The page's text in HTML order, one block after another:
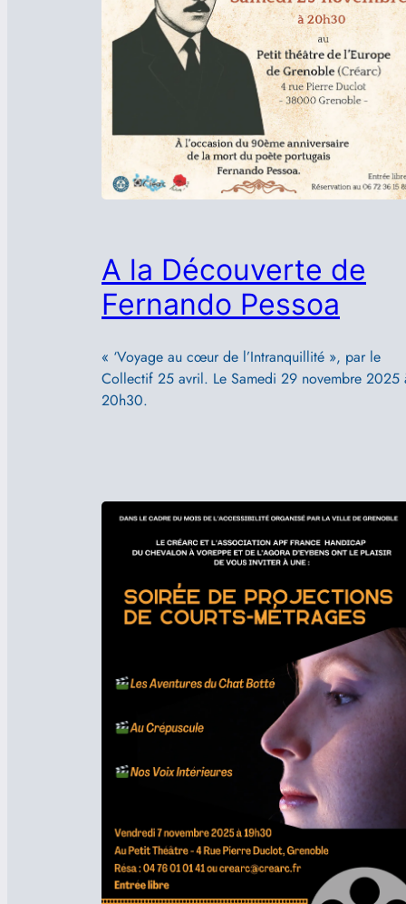
A la Découverte de
Fernando Pessoa
« ‘Voyage au cœur de l’Intranquillité », par le
Collectif 25 avril. Le Samedi 29 novembre 2025
20h30.